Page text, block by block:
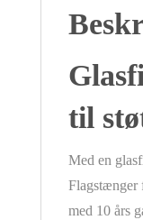
til
Med en
Flagstænger
med 10 års